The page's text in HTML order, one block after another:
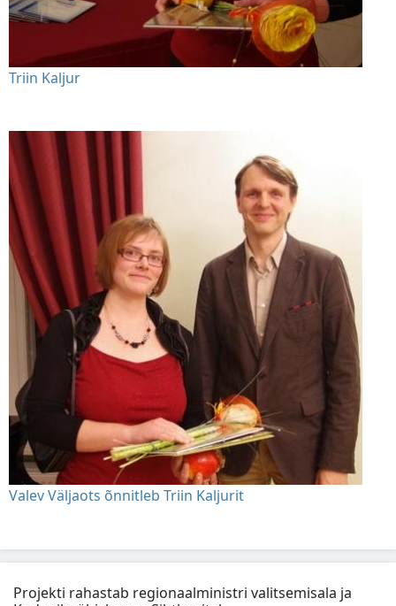
Triin Kaljur
Valev Väljaots õnnitleb Triin Kaljurit
Projekti rahastab regionaalministri valitsemisala ja